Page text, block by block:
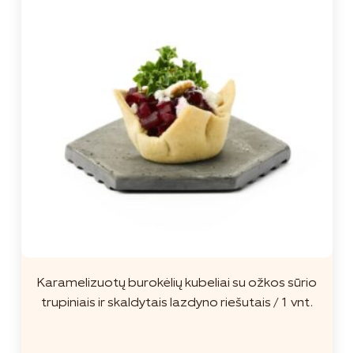
Karamelizuotų burokėlių kubeliai su ožkos sūrio
trupiniais ir skaldytais lazdyno riešutais / 1 vnt.